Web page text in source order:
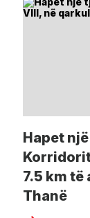
Hapet
7.5 km të
Thanë